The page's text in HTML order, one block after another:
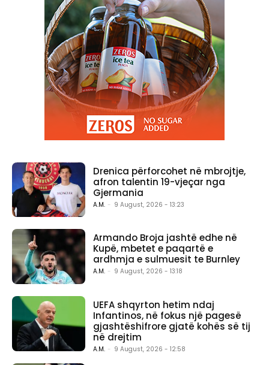
Drenica përforcohet në mbrojtje,
afron talentin 19-vjeçar nga
Gjermania
A.M. - 9 August, 2026 - 13:23
Armando Broja jashtë edhe në
Kupë, mbetet e paqartë e
ardhmja e sulmuesit te Burnley
A.M. - 9 August, 2026 - 13:18
UEFA shqyrton hetim ndaj
Infantinos, në fokus një pagesë
gjashtëshifrore gjatë kohës së tij
në drejtim
A.M. - 9 August, 2026 - 12:58